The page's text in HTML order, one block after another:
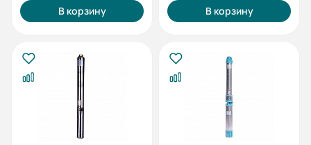
В корзину В корзину